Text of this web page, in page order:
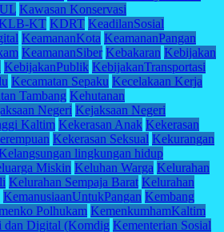
Kawasan Konservasi
KT KDRT KeadilanSosial
KeamananKota KeamananPangan
KeamananSiber Kebakaran Kebijakan
KebijakanPublik KebijakanTransportasi
Kecamatan Sepaku Kecelakaan Kerja
Tambang Kehutanan
Negeri Kejaksaan Negeri
Kaltim Kekerasan Anak Kekerasan
Kekerasan Seksual Kekurangan
lingkungan hidup
Miskin Keluhan Warga Kelurahan
Kelurahan Sempaja Barat Kelurahan
KemanusiaanUntukPangan Kembang
Polhukam KemenkumhamKaltim
dan Digital (Komdig Kementerian Sosial